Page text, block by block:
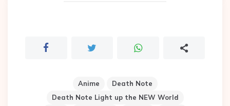
Anime
Death Note
Death Note Light up the NEW World